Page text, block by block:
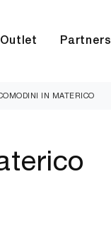
Outlet Partners
IN MATERICO